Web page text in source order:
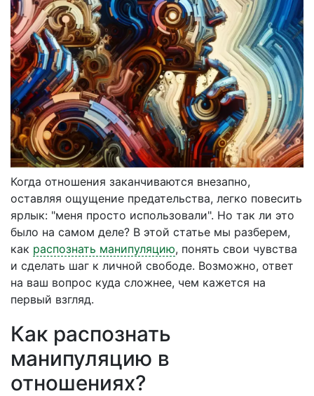
Когда отношения заканчиваются внезапно,
оставляя ощущение предательства, легко повесить
ярлык: "меня просто использовали". Но так ли это
было на самом деле? В этой статье мы разберем,
как распознать манипуляцию, понять свои чувства
и сделать шаг к личной свободе. Возможно, ответ
на ваш вопрос куда сложнее, чем кажется на
первый взгляд.
Как распознать
манипуляцию в
отношениях?